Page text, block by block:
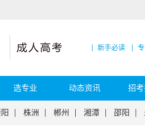
新手必读
选专业 动态资讯 招
株洲 郴州 湘潭 邵阳